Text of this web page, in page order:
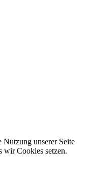
unserer Seite
wir Cookies setzen.